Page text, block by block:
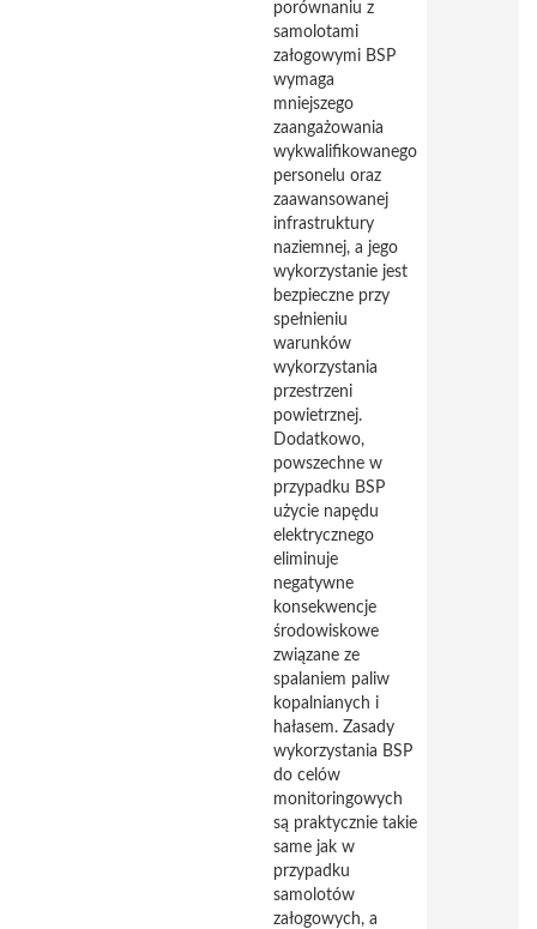
porównaniu z
samolotami
załogowymi BSP
wymaga
mniejszego
zaangażowania
wykwalifikowanego
personelu oraz
zaawansowanej
infrastruktury
naziemnej, a jego
wykorzystanie jest
bezpieczne przy
spełnieniu
warunków
wykorzystania
przestrzeni
powietrznej.
Dodatkowo,
powszechne w
przypadku BSP
użycie napędu
elektrycznego
eliminuje
negatywne
konsekwencje
środowiskowe
związane ze
spalaniem paliw
kopalnianych i
hałasem. Zasady
wykorzystania BSP
do celów
monitoringowych
są praktycznie takie
same jak w
przypadku
samolotów
załogowych, a